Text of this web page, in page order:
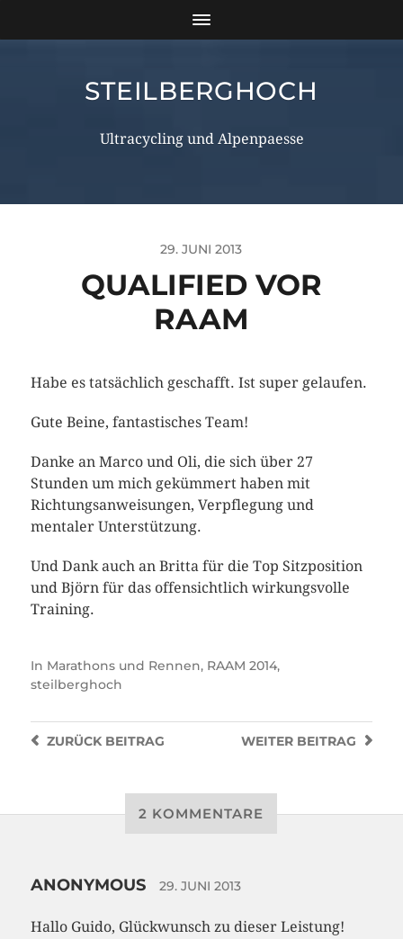
STEILBERGHOCH
Ultracycling und Alpenpaesse
29. JUNI 2013
QUALIFIED VOR
RAAM
Habe es tatsächlich geschafft. Ist super gelaufen.
Gute Beine, fantastisches Team!
Danke an Marco und Oli, die sich über 27
Stunden um mich gekümmert haben mit
Richtungsanweisungen, Verpflegung und
mentaler Unterstützung.
Und Dank auch an Britta für die Top Sitzposition
und Björn für das offensichtlich wirkungsvolle
Training.
In Marathons und Rennen, RAAM 2014,
steilberghoch
WEITER BEITRAG
ZURÜCKBEITRAG
2 KOMMENTARE
ANONYMOUS 29. JUNI 2013
Hallo Guido, Glückwunsch zu dieser Leistung!